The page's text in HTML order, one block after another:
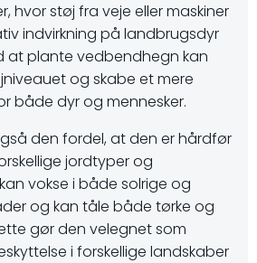
hvor støj fra veje eller maskiner
indvirkning på landbrugsdyr
at plante vedbendhegn kan
og skabe et mere
både dyr og mennesker.
den fordel, at den er hårdfør
jordtyper og
vokse i både solrige og
og kan tåle både tørke og
gør den velegnet som
i forskellige landskaber